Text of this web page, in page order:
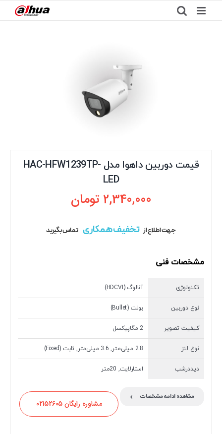
to
قیمت دوربین داهوا مدل HAC-HFW1239TP-
LED
2,340,000 تومان
جهت اطلاع از تخفیف همکاری تماس بگیرید
مشخصات فنی
تکنولوژی آنالوگ (HDCVI)
نوع دوربین بولت (Bullet)
کیفیت تصویر 2 مگاپیکسل
نوع لنز 2.8 میلی‌متر, 3.6 میلی‌متر, ثابت (Fixed)
دیددرشب استارلایت, 20متر
مشاهده ادامه مشخصات ›
مشاوره رایگان 02152605